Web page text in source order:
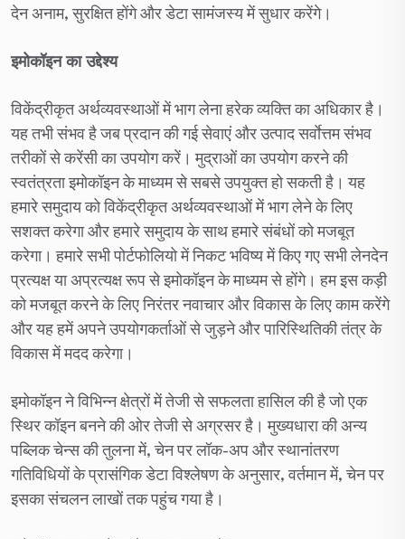
देन अनाम, सुरक्षित होंगे और डेटा सामंजस्य में सुधार करेंगे।
इमोकॉइन का उद्देश्य
विकेंद्रीकृत अर्थव्यवस्थाओं में भाग लेना हरेक व्यक्ति का अधिकार है।
यह तभी संभव है जब प्रदान की गई सेवाएं और उत्पाद सर्वाेत्तम संभव
तरीकों से करेंसी का उपयोग करें। मुद्राओं का उपयोग करने की
स्वतंत्रता इमोकॉइन के माध्यम से सबसे उपयुक्त हो सकती है। यह
हमारे समुदाय को विकेंद्रीकृत अर्थव्यवस्थाओं में भाग लेने के लिए
सशक्त करेगा और हमारे समुदाय के साथ हमारे संबंधों को मजबूत
करेगा। हमारे सभी पोर्टफोलियो में निकट भविष्य में किए गए सभी लेनदेन
प्रत्यक्ष या अप्रत्यक्ष रूप से इमोकॉइन के माध्यम से होंगे। हम इस कड़ी
को मजबूत करने के लिए निरंतर नवाचार और विकास के लिए काम करेंगे
और यह हमें अपने उपयोगकर्ताओं से जुड़ने और पारिस्थितिकी तंत्र के
विकास में मदद करेगा।
इमोकॉइन ने विभिन्न क्षेत्रों में तेजी से सफलता हासिल की है जो एक
स्थिर कॉइन बनने की ओर तेजी से अग्रसर है। मुख्यधारा की अन्य
पब्लिक चेन्स की तुलना में, चेन पर लॉक-अप और स्थानांतरण
गतिविधियों के प्रासंगिक डेटा विश्लेषण के अनुसार, वर्तमान में, चेन पर
इसका संचलन लाखों तक पहुंच गया है।